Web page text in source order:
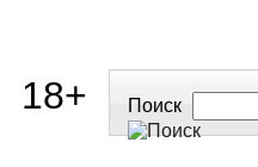
18+ Поиск